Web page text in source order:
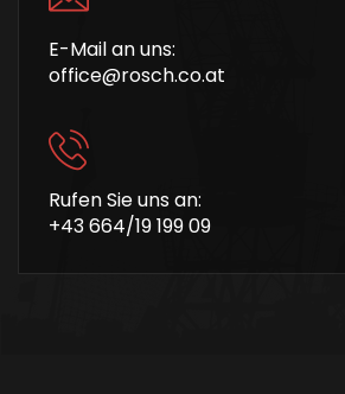
E-Mail an uns:
office@rosch.co.at
Rufen Sie uns an:
+43 664/19 199 09